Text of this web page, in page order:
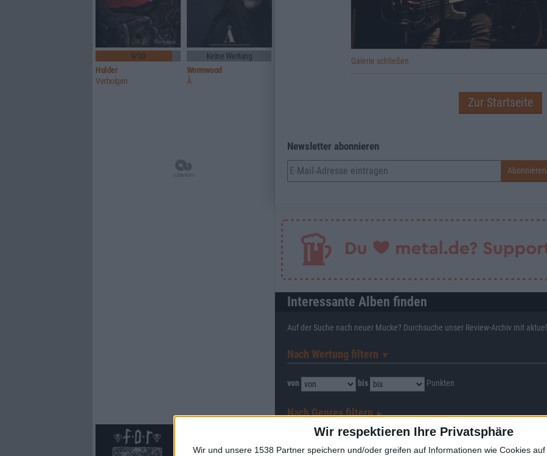
Wir respektieren Ihre Privatsphäre
Wir und unsere 1538 Partner speichern und/oder greifen auf Informationen wie Cookies
sollte und die sich hoffentlich noch nicht
dass noch der ein oder andere
Drums:Frank Schophaus
2014: „D’Accord“ (Album,This
Grand Hotel
Galerie schließen
Zur Startseite
Newsletter abonnieren
Interessante Alben finden
Auf der Suche nach neuer Mucke? Durchsuche unser Review-Archiv mit aktuell
Nach Wertung filtern ▼︎
von bis Punkten
Nach Genres filtern►︎
9/10
Hulder
Verbolgen
Keine Wertung
Wormwood
Å